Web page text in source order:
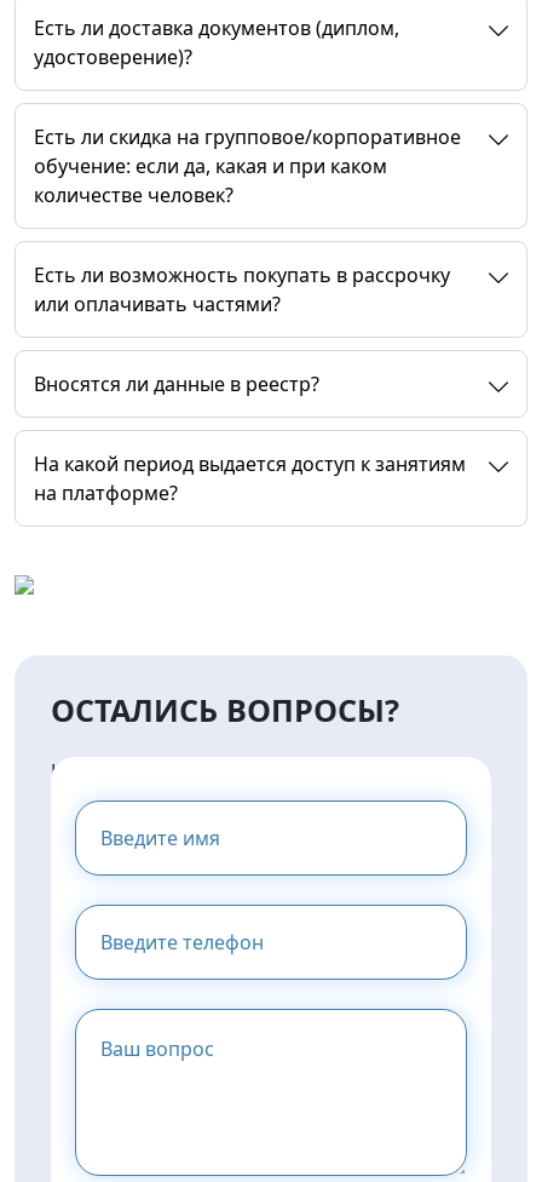
Есть ли доставка документов (диплом,
удостоверение)?
Есть ли скидка на групповое/корпоративное
обучение: если да, какая и при каком
количестве человек?
Есть ли возможность покупать в рассрочку
или оплачивать частями?
Вносятся ли данные в реестр?
На какой период выдается доступ к занятиям
на платформе?
ОСТАЛИСЬ ВОПРОСЫ?
НАПИШИТЕ НАМ И МЫ
ПРЕДОСТАВИМ ВАМ
КОНСУЛЬТАЦИЮ